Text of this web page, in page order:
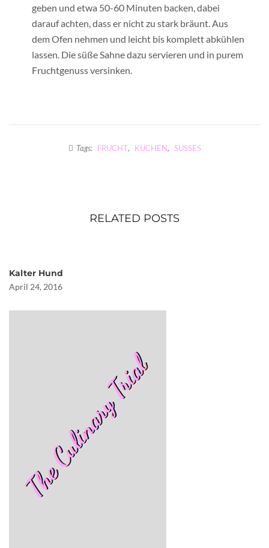
geben und etwa 50-60 Minuten backen, dabei
darauf achten, dass er nicht zu stark bräunt. Aus
dem Ofen nehmen und leicht bis komplett abkühlen
lassen. Die süße Sahne dazu servieren und in purem
Fruchtgenuss versinken.
Tags: FRUCHT, KUCHEN, SÜSSES
RELATED POSTS
Kalter Hund
April 24, 2016